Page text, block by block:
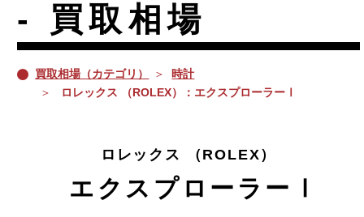
- 買取相場
買取相場（カテゴリ）
時計
ロレックス （ROLEX）：エクスプローラーⅠ
ロレックス （ROLEX）
エクスプローラーⅠ